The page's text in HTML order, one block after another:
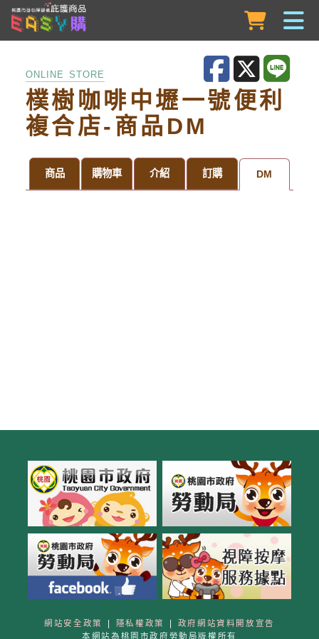
跳到主要內容
ONLINE STORE
樸樹咖啡中壢一號便利
複合店-商品DM
商品 購物車 介紹 訂購 DM
網站安全政策 隱私權政策
政府網站資料開放宣告
本網站為桃園市政府勞動局版權所有